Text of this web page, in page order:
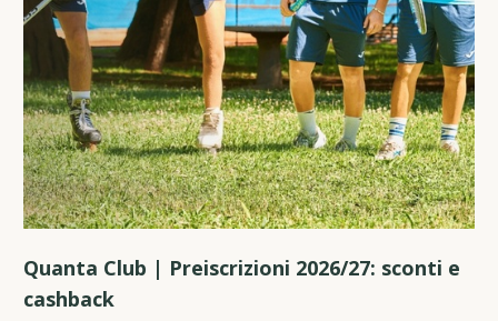
Quanta Club | Preiscrizioni 2026/27: sconti e
cashback